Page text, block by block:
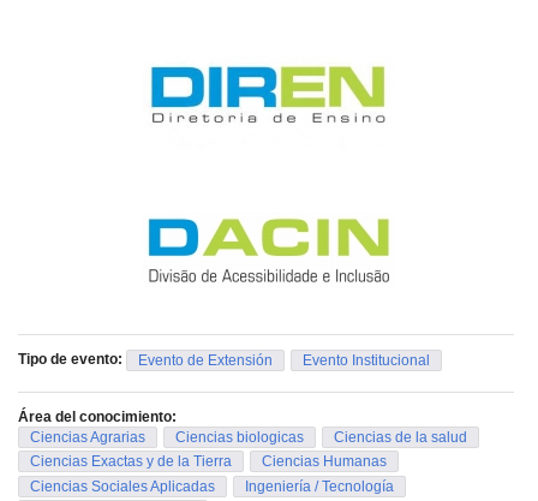
Tipo de evento: Evento de Extensión Evento Institucional
Área del conocimiento:
Ciencias Agrarias
Ciencias biologicas
Ciencias de la salud
Ciencias Exactas y de la Tierra
Ciencias Humanas
Ciencias Sociales Aplicadas
Ingeniería / Tecnología